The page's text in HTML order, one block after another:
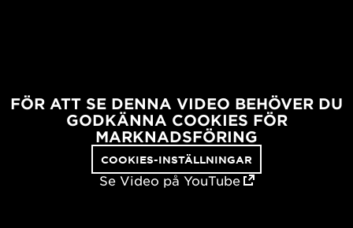
FÖR ATT SE DENNA VIDEO BEHÖVER DU
GODKÄNNA COOKIES FÖR
MARKNADSFÖRING
COOKIES-INSTÄLLNINGAR
Se Video på YouTube